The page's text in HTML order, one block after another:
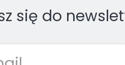
się do